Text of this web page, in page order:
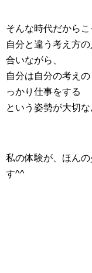
そんな時代だからこ
自分と違う考え方
合いながら、
自分は自分の考え
っかり仕事をする
という姿勢が大切
私の体験が、ほん
す^^